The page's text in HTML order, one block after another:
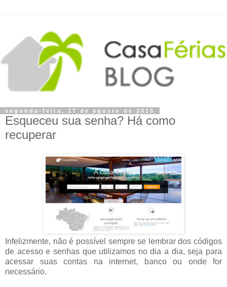
segunda-feira, 17 de agosto de 2015
Esqueceu sua senha? Há como
recuperar
Infelizmente, não é possível sempre se lembrar dos códigos
de acesso e senhas que utilizamos no dia a dia, seja para
acessar suas contas na internet, banco ou onde for
necessário.